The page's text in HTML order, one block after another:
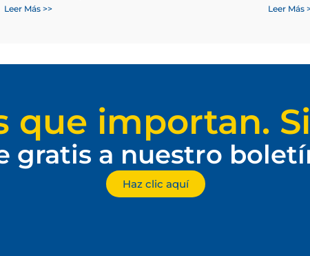
Leer Más >> Leer Más
que importan.
gratis a nuestro
Haz clic aquí